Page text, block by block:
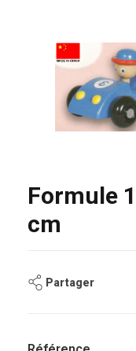
Formule
cm
Partager